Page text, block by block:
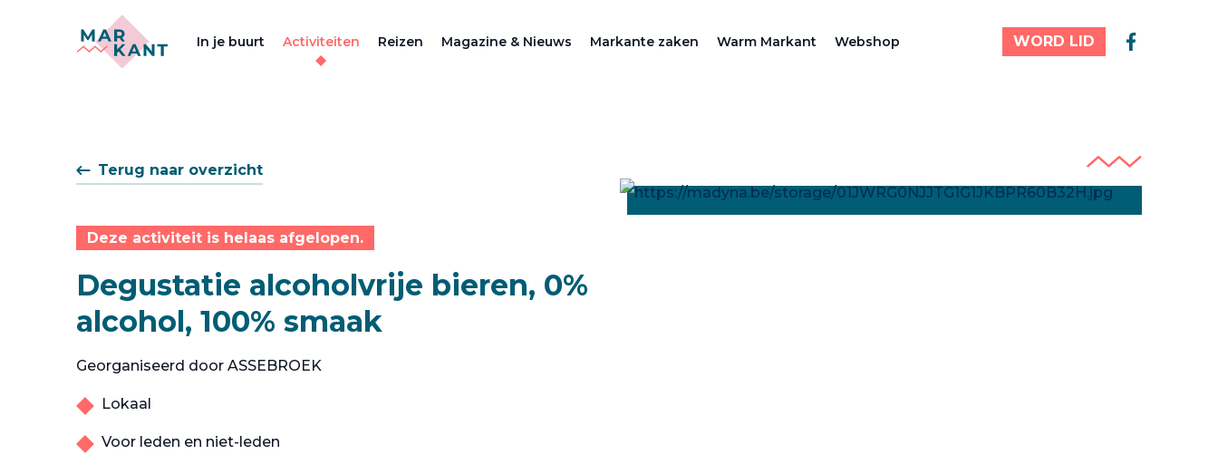
In je buurt Activiteiten Reizen Magazine & Nieuws Markante zaken Warm Markant Webshop WORD LID
Terug naar overzicht
Deze activiteit is helaas afgelopen.
Degustatie alcoholvrije bieren, 0%
alcohol, 100% smaak
Georganiseerd door ASSEBROEK
Lokaal
Voor leden en niet-leden